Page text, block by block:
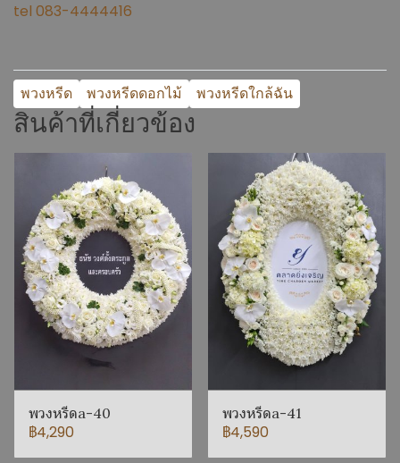
tel 083-4444416
พวงหรีด พวงหรีดดอกไม้ พวงหรีดใกล้ฉัน
สินค้าที่เกี่ยวข้อง
พวงหรีดa-40
฿4,290
พวงหรีดa-41
฿4,590